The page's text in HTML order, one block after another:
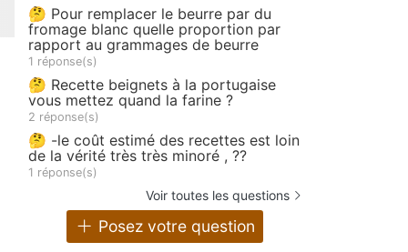
🤔 Pour remplacer le beurre par du
fromage blanc quelle proportion par
rapport au grammages de beurre
1 réponse(s)
🤔 Recette beignets à la portugaise
vous mettez quand la farine ?
2 réponse(s)
🤔 -le coût estimé des recettes est loin
de la vérité très très minoré , ??
1 réponse(s)
Voir toutes les questions
Posez votre question